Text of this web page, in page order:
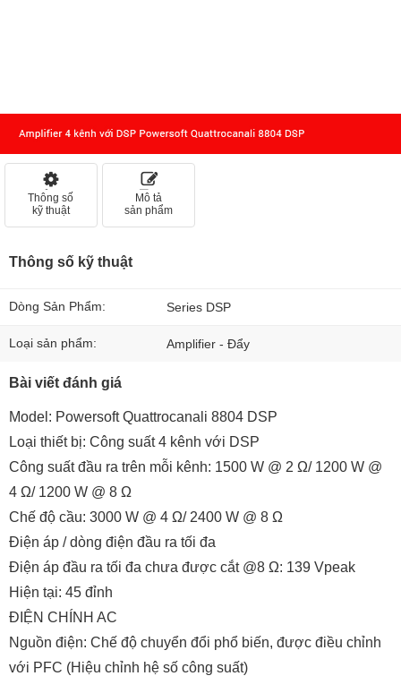
Thông số
kỹ thuật
Mô tả
sản phẩm
Thông số kỹ thuật
Dòng Sản Phẩm: Series DSP
Loại sản phẩm: Amplifier - Đẩy
Bài viết đánh giá
Model: Powersoft Quattrocanali 8804 DSP
Loại thiết bị: Công suất 4 kênh với DSP
Công suất đầu ra trên mỗi kênh: 1500 W @ 2 Ω/ 1200 W @
4 Ω/ 1200 W @ 8 Ω
Chế độ cầu: 3000 W @ 4 Ω/ 2400 W @ 8 Ω
Điện áp / dòng điện đầu ra tối đa
Điện áp đầu ra tối đa chưa được cắt @8 Ω: 139 Vpeak
Hiện tại: 45 đỉnh
ĐIỆN CHÍNH AC
Nguồn điện: Chế độ chuyển đổi phổ biến, được điều chỉnh
với PFC (Hiệu chỉnh hệ số công suất)